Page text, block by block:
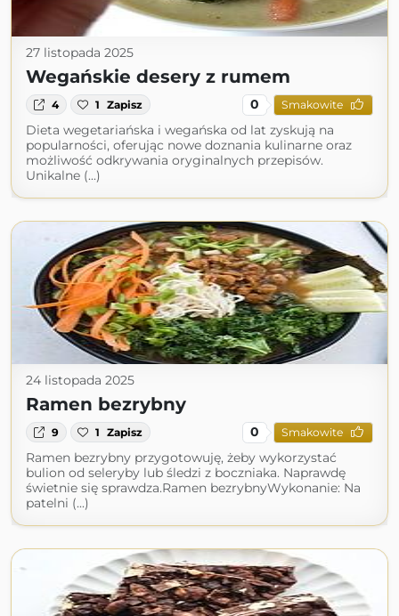
27 listopada 2025
Wegańskie desery z rumem
4 1 Zapisz 0 Smakowite
Dieta wegetariańska i wegańska od lat zyskują na
popularności, oferując nowe doznania kulinarne oraz
możliwość odkrywania oryginalnych przepisów.
Unikalne (...)
24 listopada 2025
Ramen bezrybny
9 1 Zapisz 0 Smakowite
Ramen bezrybny przygotowuję, żeby wykorzystać
bulion od seleryby lub śledzi z boczniaka. Naprawdę
świetnie się sprawdza.Ramen bezrybnyWykonanie: Na
patelni (...)